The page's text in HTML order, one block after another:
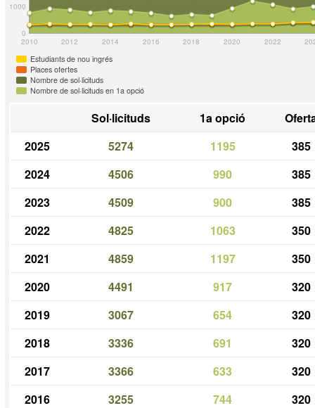
2010 2012 2014 2016 2018 2020 2022
0
1000
Estudiants de nou ingrés
Places ofertes
Nombre de sol·licituds
Nombre de sol·licituds en 1a opció
Sol·licituds 1a opció
2025
5274 1195
385
2024
4506 990
385
2023
4509 900
385
2022
4825 1063
350
2021
4859 1197
350
2020
4491 917
320
2019
3067 654
320
2018
3336 691
320
2017
3366 633
320
2016
3255 744
320